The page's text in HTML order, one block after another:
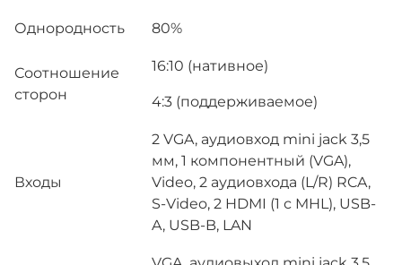
Однородность 80%
Соотношение
сторон
16:10 (нативное)
4:3 (поддерживаемое)
Входы
2 VGA, аудиовход mini jack 3,5
мм, 1 компонентный (VGA),
Video, 2 аудиовхода (L/R) RCA,
S-Video, 2 HDMI (1 с MHL), USB-
A, USB-B, LAN